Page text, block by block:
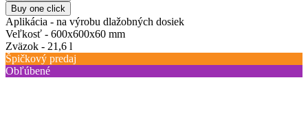
Buy one click
Aplikácia - na výrobu dlažobných dosiek
Veľkosť - 600x600x60 mm
Zväzok - 21,6 l
Špičkový predaj
Obľúbené